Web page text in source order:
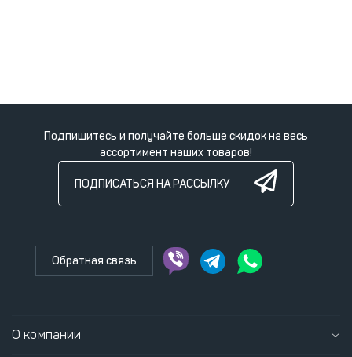
Подпишитесь и получайте больше скидок на весь
ассортимент наших товаров!
ПОДПИСАТЬСЯ НА РАССЫЛКУ
Обратная связь
О компании